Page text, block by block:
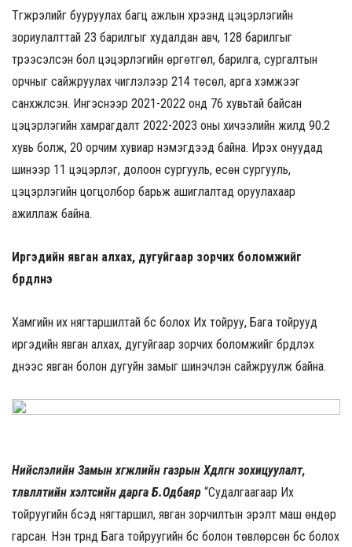
Түгжрэлийг бууруулах багц ажлын хүрээнд цэцэрлэгийн
зориулалттай 23 барилгыг худалдан авч, 128 барилгыг
түрээсэлсэн бол цэцэрлэгийн өргөтгөл, барилга, сургалтын
орчныг сайжруулах чиглэлээр 214 төсөл, арга хэмжээг
санхүүжүүлсэн. Ингэснээр 2021-2022 онд 76 хувьтай байсан
цэцэрлэгийн хамрагдалт 2022-2023 оны хичээлийн жилд 90.2
хувь болж, 20 орчим хувиар нэмэгдээд байна. Ирэх онуудад
шинээр 11 цэцэрлэг, долоон сургууль, есөн сургууль,
цэцэрлэгийн цогцолбор барьж ашиглалтад оруулахаар
ажиллаж байна.
Иргэдийн явган алхах, дугуйгаар зорчих боломжийг
бүрдүүлнэ
Хамгийн их нягтаршилтай бүс болох Их тойруу, Бага тойрууд
иргэдийн явган алхах, дугуйгаар зорчих боломжийг бүрдүүлэх
үүднээс явган болон дугуйн замыг шинэчлэн сайжруулж байна.
Нийслэлийн Замын хөгжлийн газрын Хөдөлгөөн зохицуулалт,
төлөвлөлтийн хэлтсийн дарга Б.Одбаяр “Судалгаагаар Их
тойруугийн бүсэд нягтаршил, явган зорчилтын эрэлт маш өндөр
гарсан. Нэн түрүүнд Бага тойруугийн бүс болон төвлөрсөн бүс болох